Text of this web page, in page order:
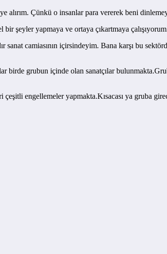
alırım. Çünkü o insanlar para vererek beni
bir şeyler yapmaya ve ortaya çıkartmaya
camiasının içirsindeyim. Bana karşı bu
grubun içinde olan sanatçılar
çeşitli engellemeler yapmakta.Kısacası ya gruba